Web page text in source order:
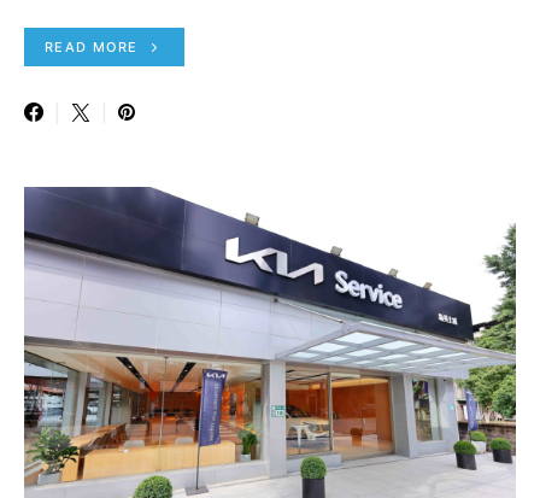
READ MORE